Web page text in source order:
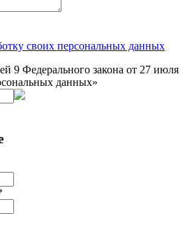
своих персональных данных
9 Федерального закона от 27 июля
данных»